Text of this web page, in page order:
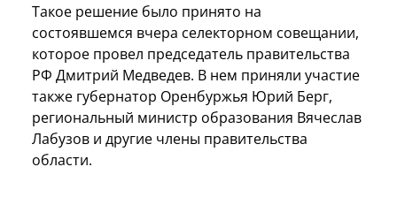
Такое решение было принято на
состоявшемся вчера селекторном совещании,
которое провел председатель правительства
РФ Дмитрий Медведев. В нем приняли участие
также губернатор Оренбуржья Юрий Берг,
региональный министр образования Вячеслав
Лабузов и другие члены правительства
области.